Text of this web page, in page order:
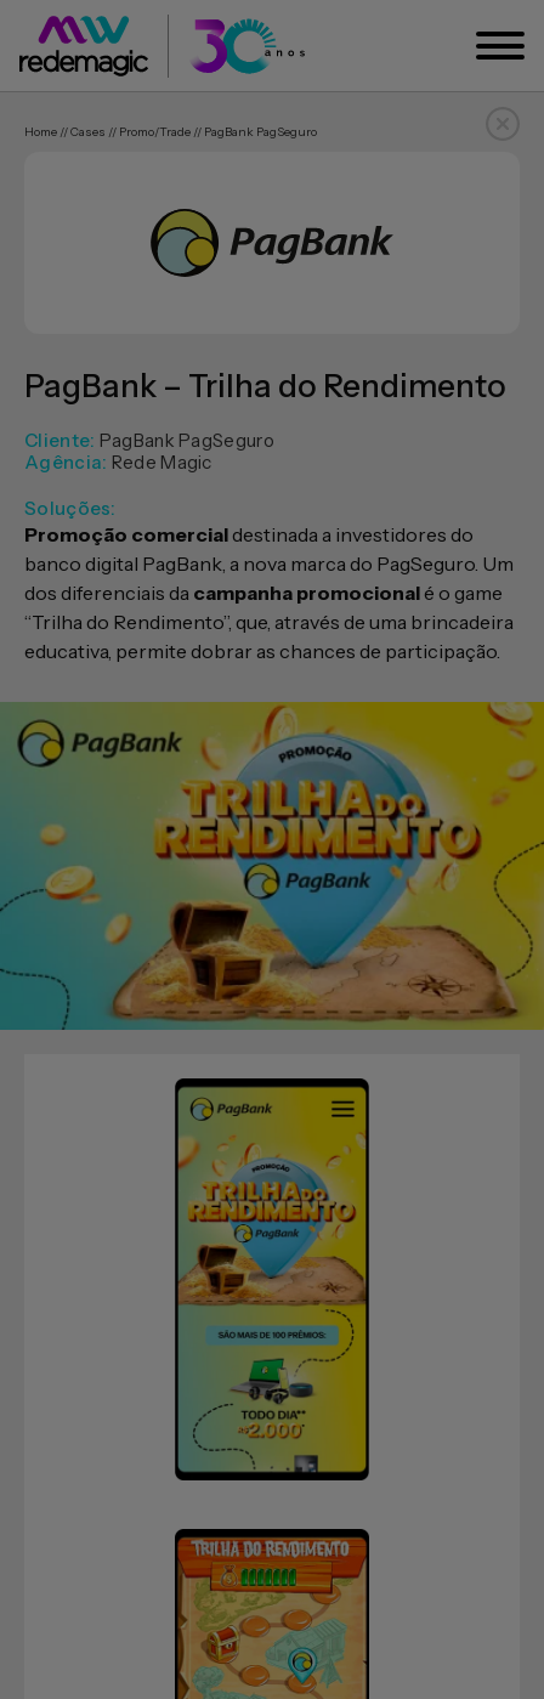
Home // Cases // Promo/trade // PagBank PagSeguro
PagBank – Trilha do Rendimento
Cliente: PagBank PagSeguro
Agência: Rede Magic
Soluções:
Promoção comercial destinada a investidores do
banco digital PagBank, a nova marca do PagSeguro. Um
dos diferenciais da campanha promocional é o game
“Trilha do Rendimento”, que, através de uma brincadeira
educativa, permite dobrar as chances de participação.